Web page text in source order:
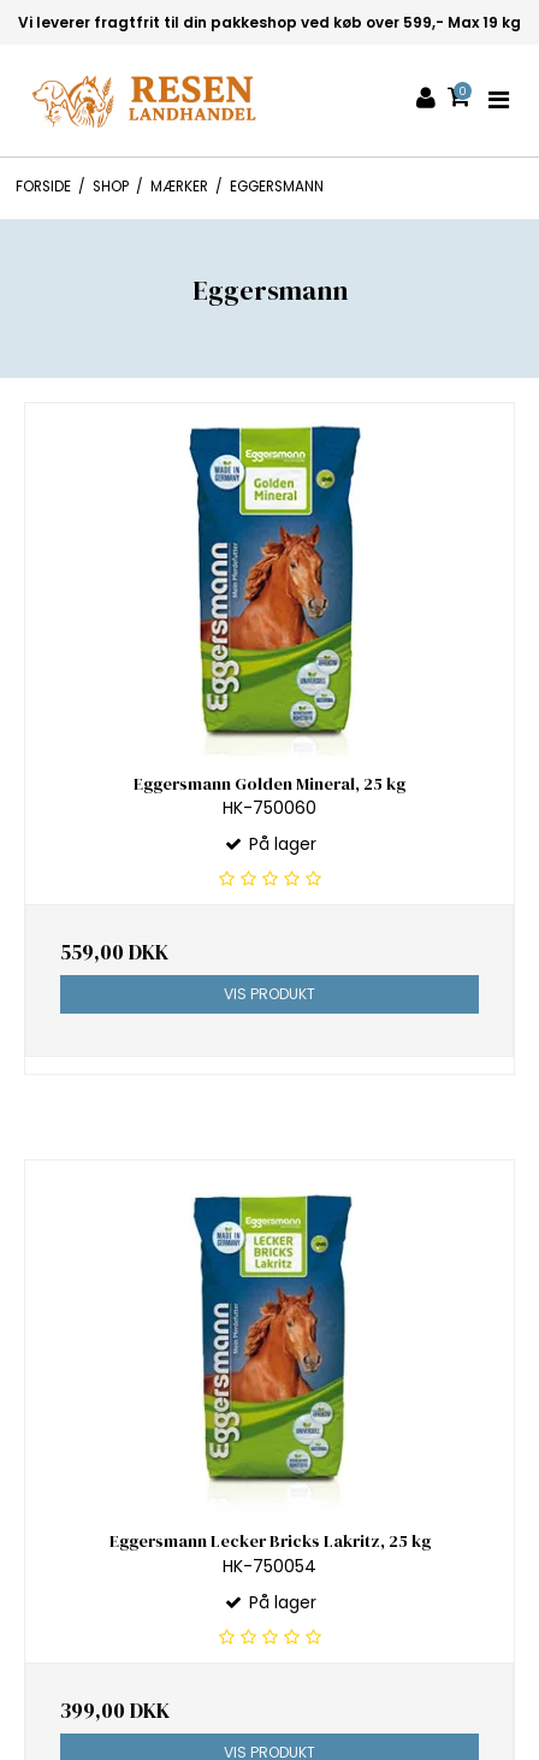
Vi leverer fragtfrit til din pakkeshop ved køb over 599,- Max 19 kg
0
FORSIDE / SHOP / MÆRKER / EGGERSMANN
Eggersmann
Eggersmann Golden Mineral, 25 kg
HK-750060
På lager
559,00 DKK
VIS PRODUKT
Eggersmann Lecker Bricks Lakritz, 25 kg
HK-750054
På lager
399,00 DKK
VIS PRODUKT